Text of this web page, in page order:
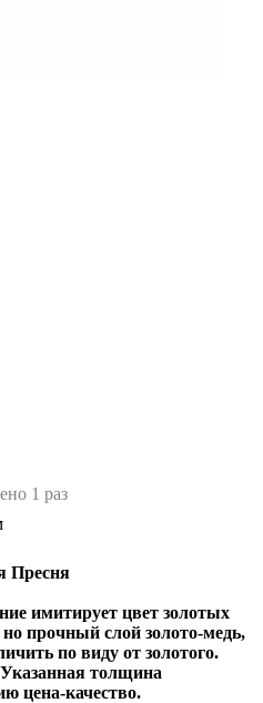
1 раз
Пресня
имитирует цвет золотых
прочный слой золото-медь,
по виду от золотого.
толщина
цена-качество.